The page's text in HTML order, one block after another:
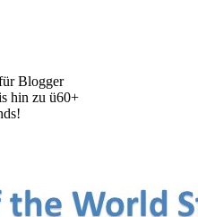
Blogger
hin zu ü60+